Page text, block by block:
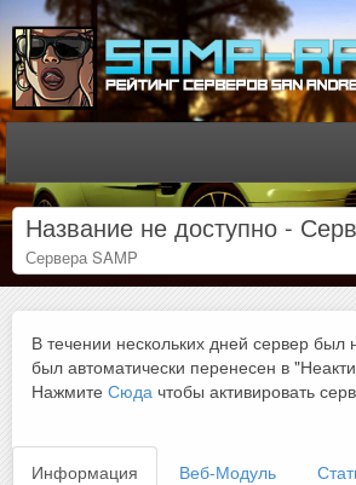
Название не доступно -
Сервера SAMP
В течении нескольких дней сервер был
был автоматически перенесен в
Нажмите Сюда чтобы активировать
Информация Веб-Модуль